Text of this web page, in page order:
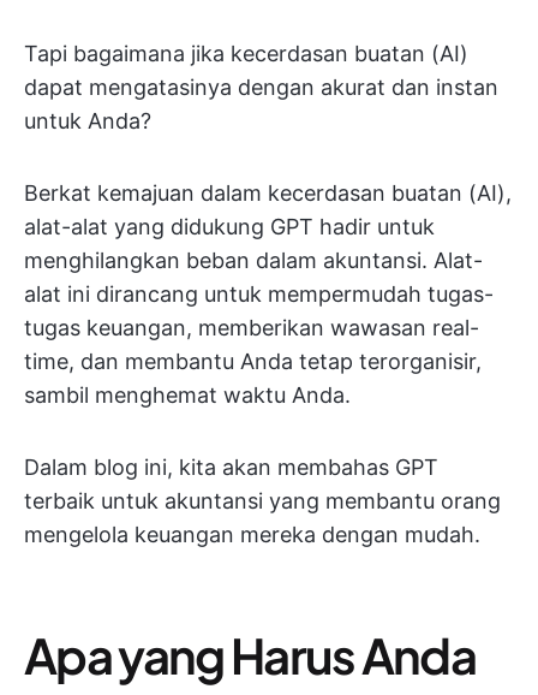
Tapi bagaimana jika kecerdasan buatan (AI)
dapat mengatasinya dengan akurat dan instan
untuk Anda?
Berkat kemajuan dalam kecerdasan buatan (AI),
alat-alat yang didukung GPT hadir untuk
menghilangkan beban dalam akuntansi. Alat-
alat ini dirancang untuk mempermudah tugas-
tugas keuangan, memberikan wawasan real-
time, dan membantu Anda tetap terorganisir,
sambil menghemat waktu Anda.
Dalam blog ini, kita akan membahas GPT
terbaik untuk akuntansi yang membantu orang
mengelola keuangan mereka dengan mudah.
Apa yang Harus Anda